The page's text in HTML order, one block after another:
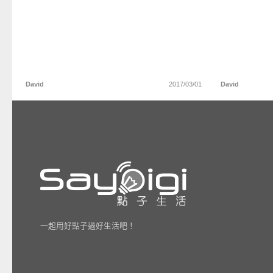
David 2017/03/01 David
一起用好點子過好生活吧！